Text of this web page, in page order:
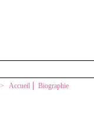
Accueil Biographie